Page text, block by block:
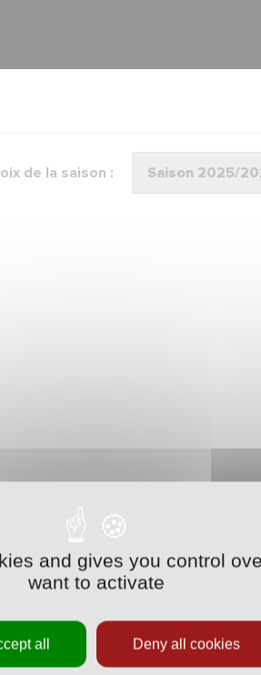
de la saison :
and gives you control
want to activate
all Deny all cookies